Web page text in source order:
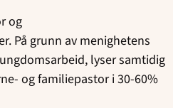
og
På grunn av menighetens
lyser samtidig
og familiepastor i 30-60%